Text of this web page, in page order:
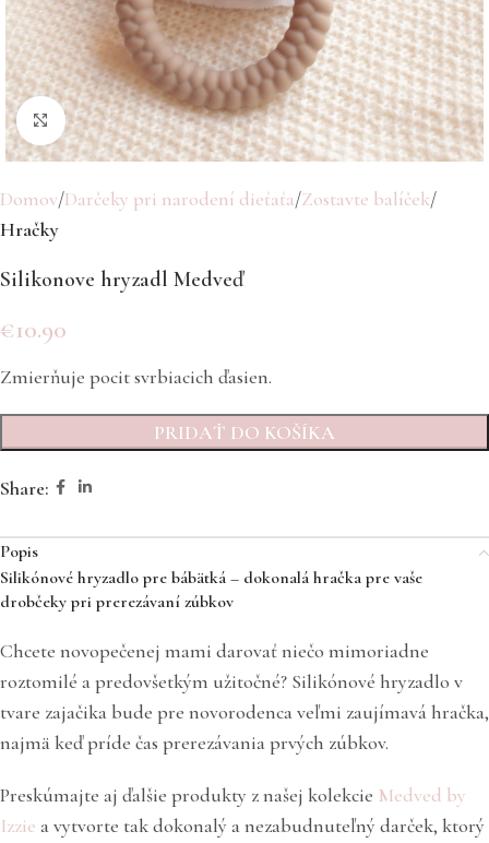
Click to enlarge
Domov Darčeky pri narodení dieťaťa Zostavte balíček
Hračky
Silikonove hryzadl Medveď
€10.90
Zmierňuje pocit svrbiacich ďasien.
PRIDAŤ DO KOŠÍKA
Share:
Popis
Silikónové hryzadlo pre bábätká – dokonalá hračka pre vaše
drobčeky pri prerezávaní zúbkov
Chcete novopečenej mami darovať niečo mimoriadne
roztomilé a predovšetkým užitočné? Silikónové hryzadlo v
tvare zajačika bude pre novorodenca veľmi zaujímavá hračka,
najmä keď príde čas prerezávania prvých zúbkov.
Preskúmajte aj ďalšie produkty z našej kolekcie Medved by
Izzie a vytvorte tak dokonalý a nezabudnuteľný darček, ktorý